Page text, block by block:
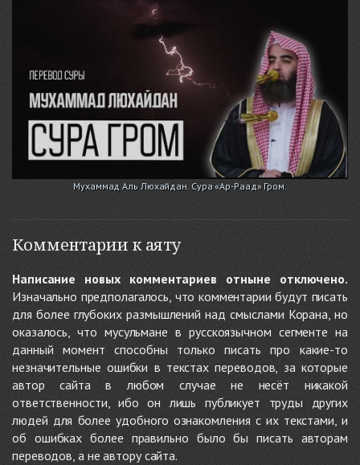
Мухаммад Аль Люхайдан. Сура «Ар-Раад» Гром.
Комментарии к аяту
Написание новых комментариев отныне отключено.
Изначально предполагалось, что комментарии будут писать
для более глубоких размышлений над смыслами Корана, но
оказалось, что мусульмане в русскоязычном сегменте на
данный момент способны только писать про какие-то
незначительные ошибки в текстах переводов, за которые
автор сайта в любом случае не несёт никакой
ответственности, ибо он лишь публикует труды других
людей для более удобного ознакомления с их текстами, и
об ошибках более правильно было бы писать авторам
переводов, а не автору сайта.